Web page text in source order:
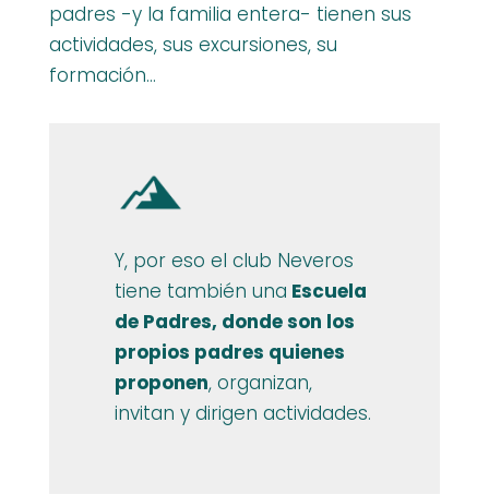
padres -y la familia entera- tienen sus
actividades, sus excursiones, su
formación…
Y, por eso el club Neveros
tiene también una Escuela
de Padres, donde son los
propios padres quienes
proponen, organizan,
invitan y dirigen actividades.